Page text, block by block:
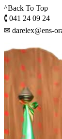
^Back To Top
🕻 041 24 09 24
✉ darelex@ens-